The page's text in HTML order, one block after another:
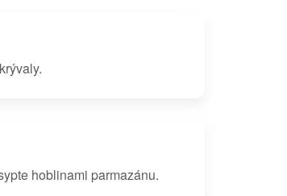
hoblinami parmazánu.